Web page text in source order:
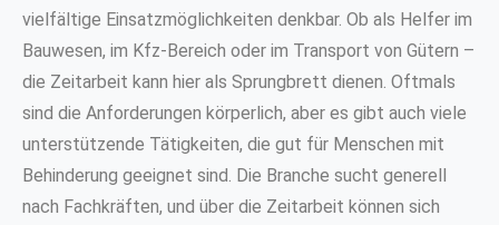
vielfältige Einsatzmöglichkeiten denkbar. Ob als Helfer im
Bauwesen, im Kfz-Bereich oder im Transport von Gütern –
die Zeitarbeit kann hier als Sprungbrett dienen. Oftmals
sind die Anforderungen körperlich, aber es gibt auch viele
unterstützende Tätigkeiten, die gut für Menschen mit
Behinderung geeignet sind. Die Branche sucht generell
nach Fachkräften, und über die Zeitarbeit können sich